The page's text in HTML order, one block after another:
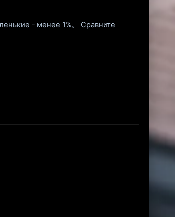
- менее 1%。 Сравните